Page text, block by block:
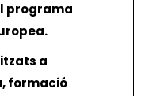
programa
a
formació